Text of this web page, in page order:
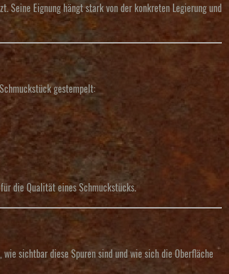
Eignung hängt stark von der konkreten Legierung und
gestempelt:
die Qualität eines Schmuckstücks.
sichtbar diese Spuren sind und wie sich die Oberfläche